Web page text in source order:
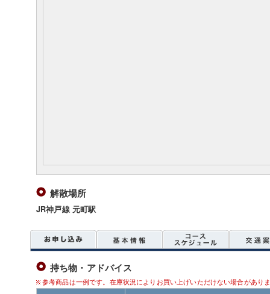
解散場所
JR神戸線 元町駅
持ち物・アドバイス
参考商品は一例です。在庫状況によりお買い上げいただけない場合があり